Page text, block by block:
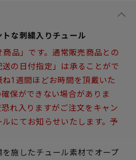
な刺繍入りチュール
品」です。通常販売商品との
送の日付指定」は承ることがで
1週間ほどお時間を頂戴いた
保ができない場合がありま
れ入りますがご注文をキャン
にてお知らせいたします。予
施したチュール素材でオープ